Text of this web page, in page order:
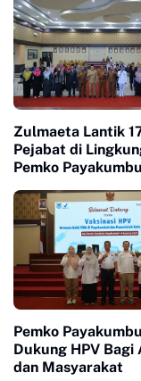
Zulmaeta Lantik
Pejabat di
Pemko
Pemko
Dukung HPV Bagi
dan Masyarakat